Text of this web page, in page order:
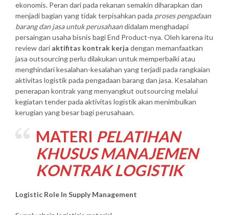
ekonomis. Peran dari pada rekanan semakin diharapkan dan
menjadi bagian yang tidak terpisahkan pada proses pengadaan
barang dan jasa untuk perusahaandidalam menghadapi
persaingan usaha bisnis bagi End Product-nya. Oleh karena itu
review dari aktifitas kontrak kerja dengan memanfaatkan
jasa outsourcing perlu dilakukan untuk memperbaiki atau
menghindari kesalahan-kesalahan yang terjadi pada rangkaian
aktivitas logistik pada pengadaan barang dan jasa. Kesalahan
penerapan kontrak yang menyangkut outsourcing melalui
kegiatan tender pada aktivitas logistik akan menimbulkan
kerugian yang besar bagi perusahaan.
MATERI PELATIHAN
KHUSUS MANAJEMEN
KONTRAK LOGISTIK
Logistic Role In Supply Management